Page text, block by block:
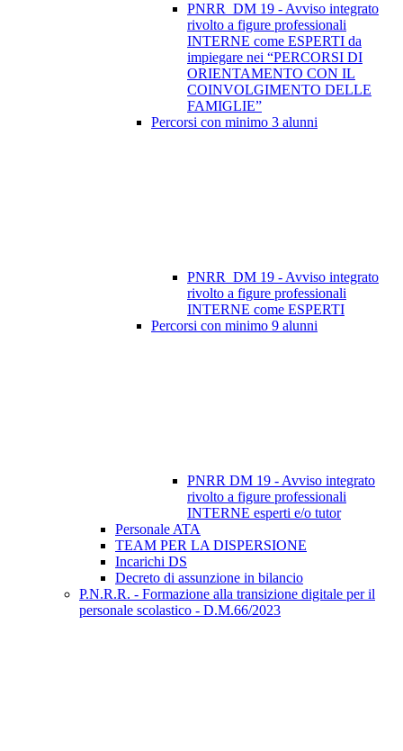
PNRR_DM 19 - Avviso integrato
rivolto a figure professionali
INTERNE come ESPERTI da
impiegare nei “PERCORSI DI
ORIENTAMENTO CON IL
COINVOLGIMENTO DELLE
FAMIGLIE”
Percorsi con minimo 3 alunni
PNRR_DM 19 - Avviso integrato
rivolto a figure professionali
INTERNE come ESPERTI
Percorsi con minimo 9 alunni
PNRR DM 19 - Avviso integrato
rivolto a figure professionali
INTERNE esperti e/o tutor
Personale ATA
TEAM PER LA DISPERSIONE
Incarichi DS
Decreto di assunzione in bilancio
P.N.R.R. - Formazione alla transizione digitale per il
personale scolastico - D.M.66/2023